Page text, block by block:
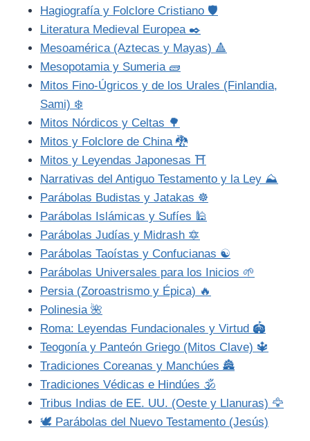
Hagiografía y Folclore Cristiano 🛡️
Literatura Medieval Europea ✒️
Mesoamérica (Aztecas y Mayas) 🔺
Mesopotamia y Sumeria 🧱
Mitos Fino-Úgricos y de los Urales (Finlandia,
Sami) ❄️
Mitos Nórdicos y Celtas 🌳
Mitos y Folclore de China 🐉
Mitos y Leyendas Japonesas ⛩️
Narrativas del Antiguo Testamento y la Ley ⛰️
Parábolas Budistas y Jatakas ☸️
Parábolas Islámicas y Sufíes 🕌
Parábolas Judías y Midrash 🔯
Parábolas Taoístas y Confucianas ☯️
Parábolas Universales para los Inicios 🌱
Persia (Zoroastrismo y Épica) 🔥
Polinesia 🌺
Roma: Leyendas Fundacionales y Virtud 🏟️
Teogonía y Panteón Griego (Mitos Clave) 🔱
Tradiciones Coreanas y Manchúes 🏯
Tradiciones Védicas e Hindúes 🕉️
Tribus Indias de EE. UU. (Oeste y Llanuras) 🦅
🕊️ Parábolas del Nuevo Testamento (Jesús)